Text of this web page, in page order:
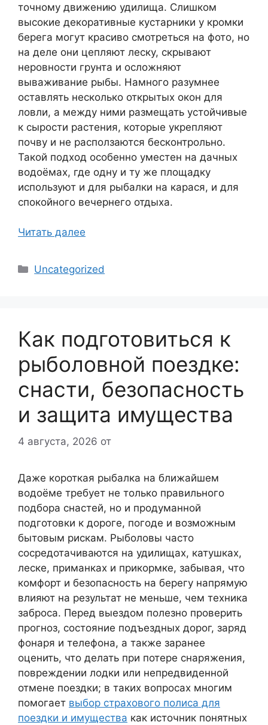
точному движению удилища. Слишком
высокие декоративные кустарники у кромки
берега могут красиво смотреться на фото, но
на деле они цепляют леску, скрывают
неровности грунта и осложняют
вываживание рыбы. Намного разумнее
оставлять несколько открытых окон для
ловли, а между ними размещать устойчивые
к сырости растения, которые укрепляют
почву и не расползаются бесконтрольно.
Такой подход особенно уместен на дачных
водоёмах, где одну и ту же площадку
используют и для рыбалки на карася, и для
спокойного вечернего отдыха.
Читать далее
Рубрики
Uncategorized
Как подготовиться к
рыболовной поездке:
снасти, безопасность
и защита имущества
4 августа, 2026 от
Даже короткая рыбалка на ближайшем
водоёме требует не только правильного
подбора снастей, но и продуманной
подготовки к дороге, погоде и возможным
бытовым рискам. Рыболовы часто
сосредотачиваются на удилищах, катушках,
леске, приманках и прикормке, забывая, что
комфорт и безопасность на берегу напрямую
влияют на результат не меньше, чем техника
заброса. Перед выездом полезно проверить
прогноз, состояние подъездных дорог, заряд
фонаря и телефона, а также заранее
оценить, что делать при потере снаряжения,
повреждении лодки или непредвиденной
отмене поездки; в таких вопросах многим
помогает выбор страхового полиса для
поездки и имущества как источник понятных